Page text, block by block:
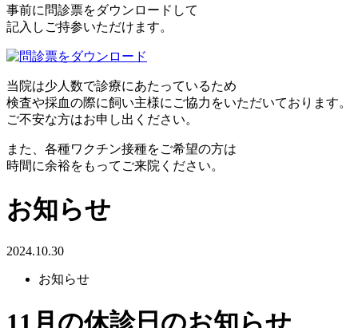
事前に問診票をダウンロードして
記入しご持参いただけます。
当院は少人数で診療にあたっているため
検査や採血の際に飼い主様にご協力をいただいております。
ご不安な方はお申し出ください。
また、各種ワクチン接種をご希望の方は
時間に余裕をもってご来院ください。
お知らせ
2024.10.30
お知らせ
11月の休診日のお知らせ